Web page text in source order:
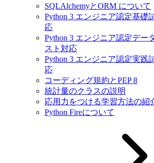
SQLAlchemyとORM について
Python 3 エンジニア認定基礎
応
Python 3 エンジニア認定デー
スト対応
Python 3 エンジニア認定実践
応
コーディング規約とPEP 8
統計量のクラスの説明
応用力をつける学習方法の紹
Python Fireについて